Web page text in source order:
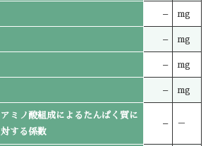
– mg
– mg
– mg
– mg
アミノ酸組成によるたんぱく質に
対する係数
– －